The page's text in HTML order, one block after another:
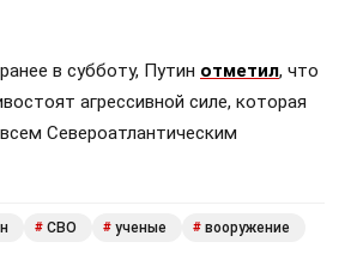
в субботу, Путин отметил, что
агрессивной силе, которая
Североатлантическим
# СВО # ученые # вооружение